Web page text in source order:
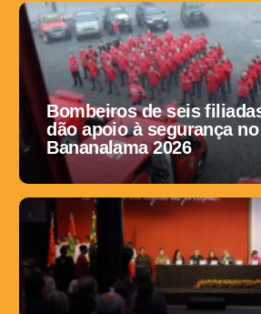
Bombeiros de seis
dão apoio à segurança no
Bananalama 2026